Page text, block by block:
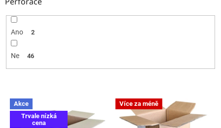
Ano 2
Ne 46
V Akce
Trvale nízká
cena
Více za méně